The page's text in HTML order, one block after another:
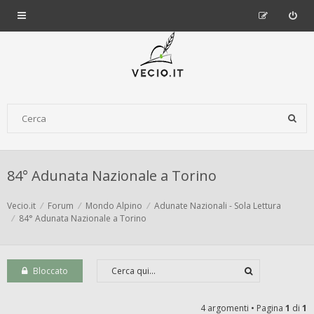
84° Adunata Nazionale a Torino
Vecio.it Forum Mondo Alpino
Adunate Nazionali - Sola Lettura
84° Adunata Nazionale a Torino
Bloccato
4 argomenti • Pagina 1 di 1